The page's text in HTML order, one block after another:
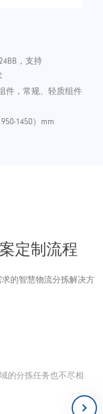
，支持
件，常规、轻质组件
1450）mm
定制流程
的智慧物流分拣解决方
的分拣任务也不尽相